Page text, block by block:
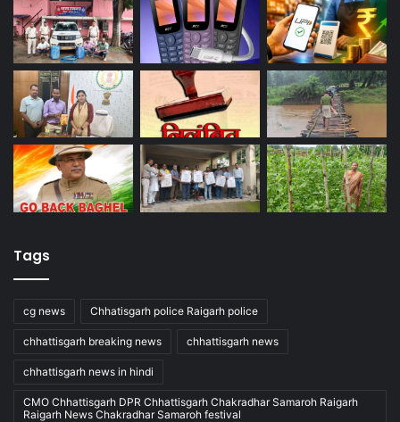
Tags
cg news Chhatisgarh police Raigarh police
chhattisgarh breaking news chhattisgarh news
chhattisgarh news in hindi
CMO Chhattisgarh DPR Chhattisgarh Chakradhar Samaroh Raigarh
Raigarh News Chakradhar Samaroh festival